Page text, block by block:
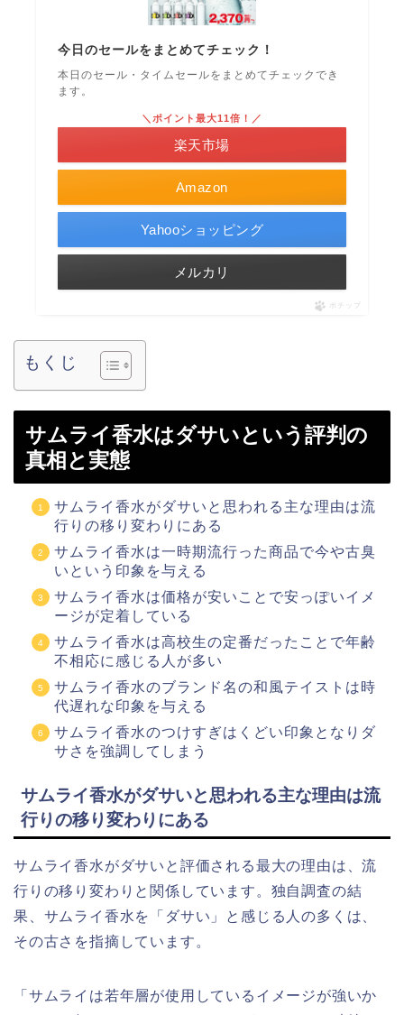
今日のセールをまとめてチェック！
本日のセール・タイムセールをまとめてチェックでき
ます。
Amazon
＼ポイント最大11倍！／
楽天市場
Yahooショッピング
メルカリ
ポチップ
もくじ
サムライ香水はダサいという評判の
真相と実態
サムライ香水がダサいと思われる主な理由は流
行りの移り変わりにある
サムライ香水は一時期流行った商品で今や古臭
いという印象を与える
サムライ香水は価格が安いことで安っぽいイメ
ージが定着している
サムライ香水は高校生の定番だったことで年齢
不相応に感じる人が多い
サムライ香水のブランド名の和風テイストは時
代遅れな印象を与える
サムライ香水のつけすぎはくどい印象となりダ
サさを強調してしまう
サムライ香水がダサいと思われる主な理由は流
行りの移り変わりにある
サムライ香水がダサいと評価される最大の理由は、流
行りの移り変わりと関係しています。独自調査の結
果、サムライ香水を「ダサい」と感じる人の多くは、
その古さを指摘しています。
「サムライは若年層が使用しているイメージが強いか